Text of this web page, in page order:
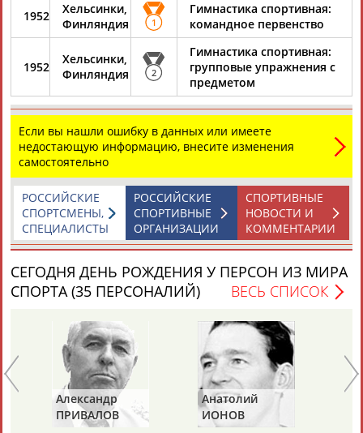
Камалудин
АБДУЛДАУДОВ
Абдула
АБДУЛЖАЛИЛОВ
Магомед
АБДУЛКАГИРОВ
Назир
АБДУЛЛАЕВ
24 персон из 13181
ЕЩЁ ПЕРСОНЫ
ТАБЛО АКТИВНОСТИ
ЦЕЛИ ПРОЕКТА КОНТАКТЫ НАШИ КНОПКИ РЕКЛАМА
Вопросы сотрудничества и совместной деятельностиinform@infosport.ru
Стадион, 1998-2026
Адресов в новостной рассылке: 996
Подпишись
1952
Хельсинки,
Финляндия
1
Гимнастика спортивная:
командное первенство
1952
Хельсинки,
Финляндия
2
Гимнастика спортивная:
групповые упражнения с
предметом
Если вы нашли ошибку в данных или имеете
недостающую информацию, внесите изменения
самостоятельно
СПОРТИВНЫЕ
НОВОСТИ И
КОММЕНТАРИИ
РОССИЙСКИЕ
СПОРТИВНЫЕ
ОРГАНИЗАЦИИ
РОССИЙСКИЕ
СПОРТСМЕНЫ,
СПЕЦИАЛИСТЫ
СЕГОДНЯ ДЕНЬ РОЖДЕНИЯ У ПЕРСОН ИЗ МИРА
СПОРТА (35 ПЕРСОНАЛИЙ)
ВЕСЬ СПИСОК
Александр
ПРИВАЛОВ
Анатолий
ИОНОВ